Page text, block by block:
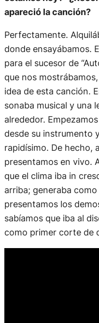
apareció la canción?
Perfectamente.
donde ensayábamos.
para el sucesor de
que nos
idea de esta canción.
sonaba musical y una
alrededor.
desde su instrumento
rapidísimo. De hecho,
presentamos en vivo.
que el clima iba in
arriba; generaba
presentamos los
sabíamos que iba al
como primer corte de